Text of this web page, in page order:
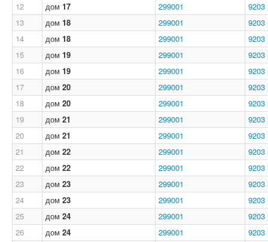
12
дом 17 299001
9203
13
дом 18 299001
9203
14
дом 18 299001
9203
15
дом 19 299001
9203
16
дом 19 299001
9203
17
дом 20 299001
9203
18
дом 20 299001
9203
19
дом 21 299001
9203
20
дом 21 299001
9203
21
дом 22 299001
9203
22
дом 22 299001
9203
23
дом 23 299001
9203
24
дом 23 299001
9203
25
дом 24 299001
9203
26
дом 24 299001
9203